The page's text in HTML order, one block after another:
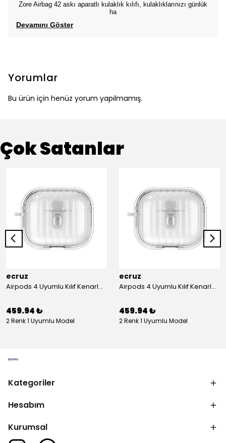
Zore Airbag 42 askı aparatlı kulaklık kılıfı, kulaklıklarınızı günlük
ha
Devamını Göster
Yorumlar
Bu ürün için henüz yorum yapılmamış.
Çok Satanlar
ecruz
Airpods 4 Uyumlu Kılıf Kenarları Renkli Şeffaf Dilimli Silikon Ecruz Airbag 40 Uyumlu Kılıf
459.94 ₺
2 Renk 1 Uyumlu Model
ecruz
Airpods 4 Uyumlu Kılıf Kenarları Renkli Şeffaf Dilimli Silikon Ecruz Airbag 40 Uyumlu Kılıf
459.94 ₺
2 Renk 1 Uyumlu Model
Kategoriler
Hesabım
Kurumsal